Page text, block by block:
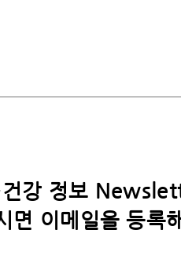
건강 정보
면​ 이메일을 등록